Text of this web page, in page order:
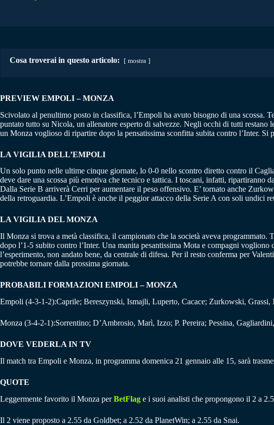
Cosa troverai in questo articolo: mostra
PREVIEW EMPOLI – MONZA
Scivolato al penultimo posto in classifica, l’Empoli ha avuto bisogno di una scossa.
puntato tutto su Nicola, un allenatore esperto di salvezze. Negli occhi di tutti restano
un Monza voglioso di ripartire dopo la pensatissima sconfitta subita contro l’Inter. Si
LA VIGILIA DELL’EMPOLI
Un solo punto nelle ultime cinque giornate, lo 0-0 nello scontro diretto contro il
deve dare una scossa più emotiva che tecnico e tattica. I toscani, infatti,
Dalla Serie B arriverà Cerri per aumentare il peso offensivo. E’ tornato anche
della retroguardia. L’Empoli è anche il peggior attacco della Serie A con soli undici
LA VIGILIA DEL MONZA
Il Monza si trova a metà classifica, il campionato che la società aveva
dopo l’1-5 subito contro l’Inter. Una manita pesantissima Mota e compagni
l’esperimento, non andato bene, da centrale di difesa. Per il resto conferma per
potrebbe tornare dalla prossima giornata.
PROBABILI FORMAZIONI EMPOLI – MONZA
Empoli (4-3-1-2):Caprile; Bereszynski, Ismajli, Luperto, Cacace; Zurkowski,
Monza (3-4-2-1):Sorrentino; D’Ambrosio, Marì, Izzo; P. Pereira; Pessina,
DOVE VEDERLA IN TV
Il match tra Empoli e Monza, in programma domenica 21 gennaio alle 15, sarà
QUOTE
Leggermente favorito il Monza perBetFlag e i suoi analisti che propongono il 2 a
Il 2 viene proposto a 2.55 da Goldbet; a 2.52 da PlanetWin; a 2.55 da Snai.